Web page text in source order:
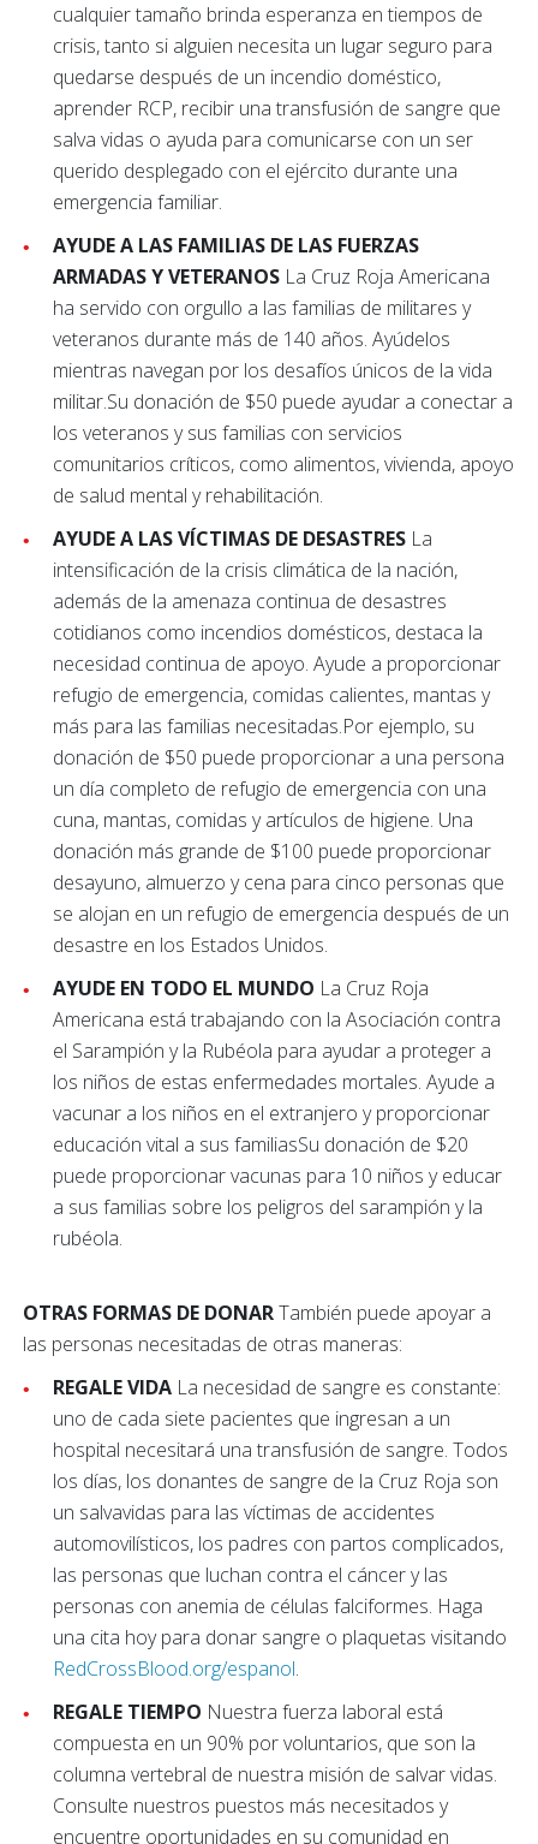
cualquier tamaño brinda esperanza en tiempos de
crisis, tanto si alguien necesita un lugar seguro para
quedarse después de un incendio doméstico,
aprender RCP, recibir una transfusión de sangre que
salva vidas o ayuda para comunicarse con un ser
querido desplegado con el ejército durante una
emergencia familiar.
AYUDE A LAS FAMILIAS DE LAS FUERZAS
ARMADAS Y VETERANOS La Cruz Roja Americana
ha servido con orgullo a las familias de militares y
veteranos durante más de 140 años. Ayúdelos
mientras navegan por los desafíos únicos de la vida
militar.Su donación de $50 puede ayudar a conectar a
los veteranos y sus familias con servicios
comunitarios críticos, como alimentos, vivienda, apoyo
de salud mental y rehabilitación.
AYUDE A LAS VÍCTIMAS DE DESASTRES La
intensificación de la crisis climática de la nación,
además de la amenaza continua de desastres
cotidianos como incendios domésticos, destaca la
necesidad continua de apoyo. Ayude a proporcionar
refugio de emergencia, comidas calientes, mantas y
más para las familias necesitadas.Por ejemplo, su
donación de $50 puede proporcionar a una persona
un día completo de refugio de emergencia con una
cuna, mantas, comidas y artículos de higiene. Una
donación más grande de $100 puede proporcionar
desayuno, almuerzo y cena para cinco personas que
se alojan en un refugio de emergencia después de un
desastre en los Estados Unidos.
AYUDE EN TODO EL MUNDO La Cruz Roja
Americana está trabajando con la Asociación contra
el Sarampión y la Rubéola para ayudar a proteger a
los niños de estas enfermedades mortales. Ayude a
vacunar a los niños en el extranjero y proporcionar
educación vital a sus familiasSu donación de $20
puede proporcionar vacunas para 10 niños y educar
a sus familias sobre los peligros del sarampión y la
rubéola.
OTRAS FORMAS DE DONARTambién puede apoyar a
las personas necesitadas de otras maneras:
REGALE VIDA La necesidad de sangre es constante:
uno de cada siete pacientes que ingresan a un
hospital necesitará una transfusión de sangre. Todos
los días, los donantes de sangre de la Cruz Roja son
un salvavidas para las víctimas de accidentes
automovilísticos, los padres con partos complicados,
las personas que luchan contra el cáncer y las
personas con anemia de células falciformes. Haga
una cita hoy para donar sangre o plaquetas visitando
RedCrossBlood.org/espanol.
REGALE TIEMPO Nuestra fuerza laboral está
compuesta en un 90% por voluntarios, que son la
columna vertebral de nuestra misión de salvar vidas.
Consulte nuestros puestos más necesitados y
encuentre oportunidades en su comunidad en